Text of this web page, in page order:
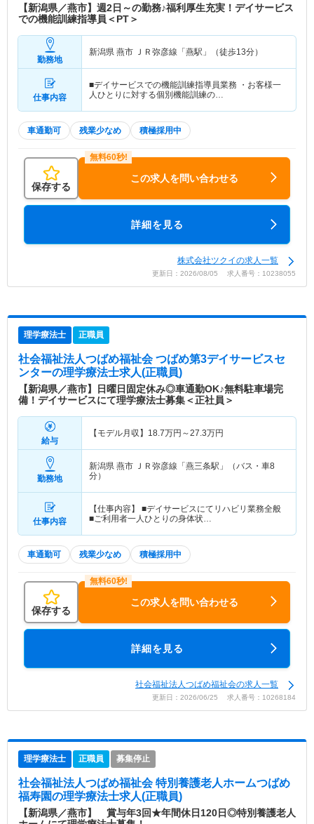
【新潟県／燕市】週2日～の勤務♪福利厚生充実！デイサービス
での機能訓練指導員＜PT＞
勤務地
新潟県 燕市 ＪＲ弥彦線「燕駅」（徒歩13分）
仕事内容
■デイサービスでの機能訓練指導員業務 ・お客様一
人ひとりに対する個別機能訓練の…
車通勤可 残業少なめ 積極採用中
保存する
この求人を問い合わせる
詳細を見る
株式会社ツクイの求人一覧
更新日：2026/08/05 求人番号：10238055
理学療法士 正職員
社会福祉法人つばめ福祉会 つばめ第3デイサービスセ
ンターの理学療法士求人(正職員)
【新潟県／燕市】日曜日固定休み◎車通勤OK♪無料駐車場完
備！デイサービスにて理学療法士募集＜正社員＞
給与
【モデル月収】 18.7万円～27.3万円
勤務地
新潟県 燕市 ＪＲ弥彦線「燕三条駅」（バス・車8
分）
仕事内容
【仕事内容】 ■デイサービスにてリハビリ業務全般
■ご利用者一人ひとりの身体状…
車通勤可 残業少なめ 積極採用中
保存する
この求人を問い合わせる
詳細を見る
社会福祉法人つばめ福祉会の求人一覧
更新日：2026/06/25 求人番号：10268184
理学療法士 正職員 募集停止
社会福祉法人つばめ福祉会 特別養護老人ホームつばめ
福寿園の理学療法士求人(正職員)
【新潟県／燕市】 賞与年3回★年間休日120日◎特別養護老人